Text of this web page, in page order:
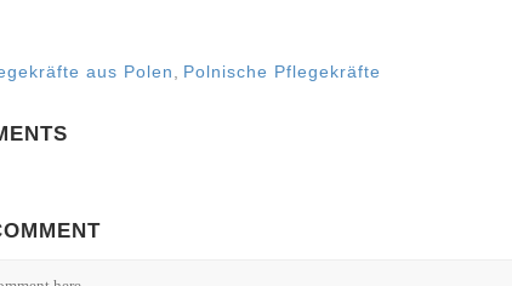
aus Polen Polnische Pflegekräfte